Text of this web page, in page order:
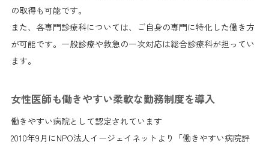
の取得も可能です。
また、各専門診療科については、ご自身の専門に特化した働き方
が可能です。一般診療や救急の一次対応は総合診療科が担ってい
ます。
女性医師も働きやすい柔軟な勤務制度を導入
働きやすい病院として認定されています
2010年9月にNPO法人イージェイネットより「働きやすい病院評